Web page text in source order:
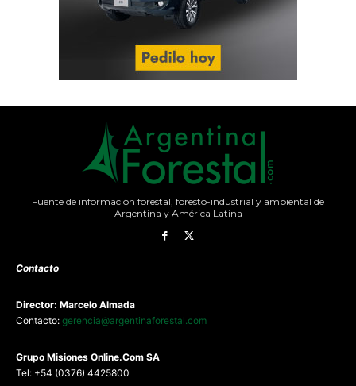
Fuente de información forestal, foresto-industrial y ambiental de
Argentina y América Latina
Contacto
Director: Marcelo Almada
Contacto: gerencia@argentinaforestal.com
Grupo Misiones Online.Com SA
Tel: +54 (0376) 4425800